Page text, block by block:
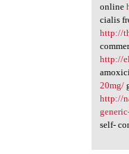
online
cialis
http://
http://
20mg/
http://
self-